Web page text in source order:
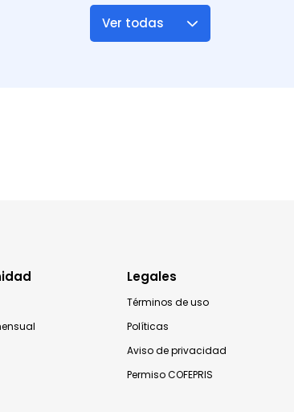
Ver todas
Legales
Términos de uso
Políticas
Aviso de privacidad
Permiso COFEPRIS